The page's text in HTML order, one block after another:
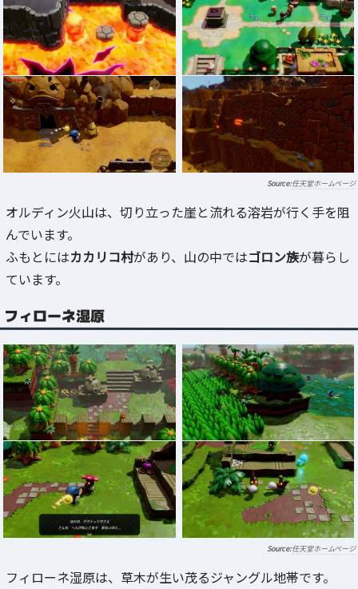
任天堂ホームページ
オルディン火山は、切り立った崖と流れる溶岩が行く手を阻
んでいます。
ふもとにはカカリコ村があり、山の中ではゴロン族が暮らし
ています。
フィローネ湿原
任天堂ホームページ
フィローネ湿原は、草木が生い茂るジャングル地帯です。